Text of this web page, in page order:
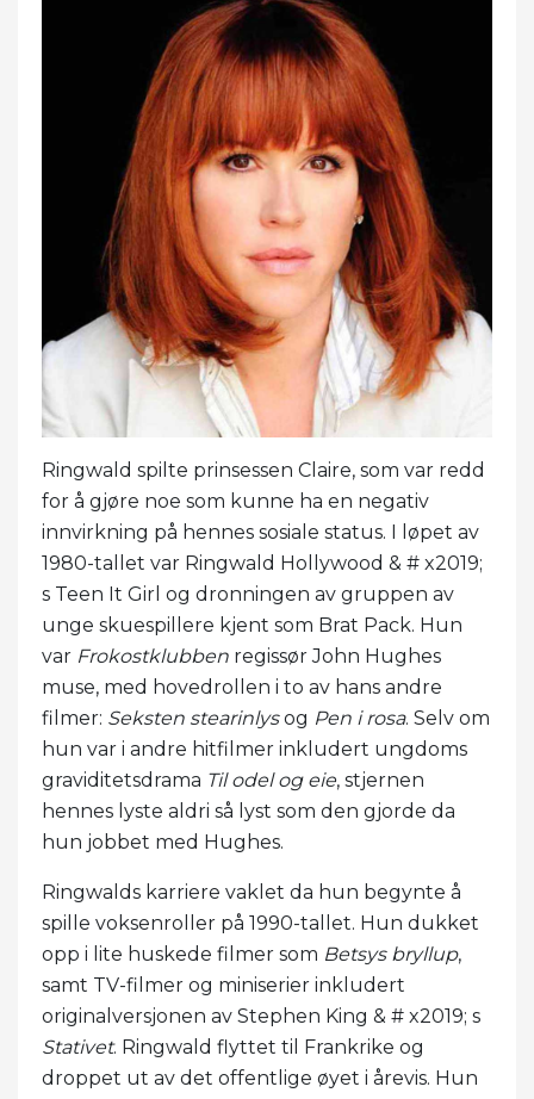
Ringwald spilte prinsessen Claire, som var redd
for å gjøre noe som kunne ha en negativ
innvirkning på hennes sosiale status. I løpet av
1980-tallet var Ringwald Hollywood & # x2019;
s Teen It Girl og dronningen av gruppen av
unge skuespillere kjent som Brat Pack. Hun
var Frokostklubben regissør John Hughes
muse, med hovedrollen i to av hans andre
filmer: Seksten stearinlysog Pen i rosa. Selv om
hun var i andre hitfilmer inkludert ungdoms
graviditetsdrama Til odel og eie, stjernen
hennes lyste aldri så lyst som den gjorde da
hun jobbet med Hughes.
Ringwalds karriere vaklet da hun begynte å
spille voksenroller på 1990-tallet. Hun dukket
opp i lite huskede filmer som Betsys bryllup,
samt TV-filmer og miniserier inkludert
originalversjonen av Stephen King & # x2019; s
Stativet. Ringwald flyttet til Frankrike og
droppet ut av det offentlige øyet i årevis. Hun